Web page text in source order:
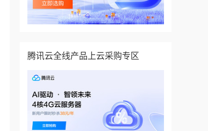
腾讯云全线产品上云采购专区